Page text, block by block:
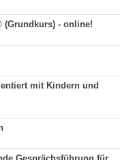
(Grundkurs) - online!
mit Kindern und